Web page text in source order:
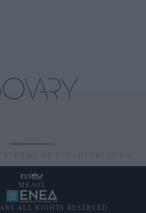
TERMS OF USE ADVERTISING
ALL RIGHTS RESERVED
ΜΕΛΟΣ